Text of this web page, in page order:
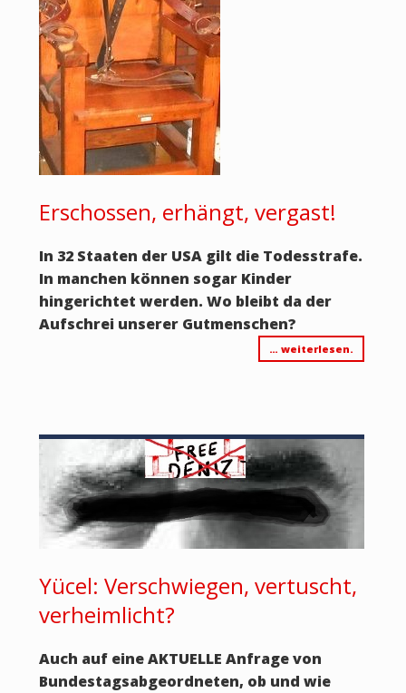
Erschossen, erhängt, vergast!
In 32 Staaten der USA gilt die Todesstrafe.
In manchen können sogar Kinder
hingerichtet werden. Wo bleibt da der
Aufschrei unserer Gutmenschen?
… weiterlesen.
Yücel: Verschwiegen, vertuscht,
verheimlicht?
Auch auf eine AKTUELLE Anfrage von
Bundestagsabgeordneten, ob und wie